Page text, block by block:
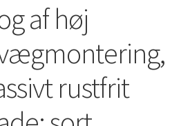
af høj
rustfrit